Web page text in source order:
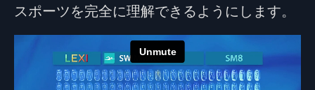
スポーツを完全に理解できるようにします。